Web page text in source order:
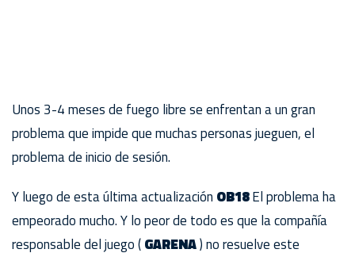
Unos 3-4 meses de fuego libre se enfrentan a un gran
problema que impide que muchas personas jueguen, el
problema de inicio de sesión.
Y luego de esta última actualización OB18El problema ha
empeorado mucho. Y lo peor de todo es que la compañía
responsable del juego (GARENA) no resuelve este